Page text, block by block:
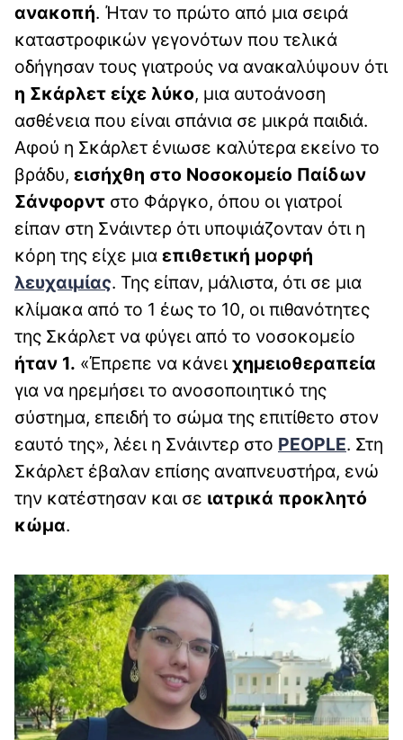
ανακοπή. Ήταν το πρώτο από μια σειρά
καταστροφικών γεγονότων που τελικά
οδήγησαν τους γιατρούς να ανακαλύψουν ότι
η Σκάρλετ είχε λύκο, μια αυτοάνοση
ασθένεια που είναι σπάνια σε μικρά παιδιά.
Αφού η Σκάρλετ ένιωσε καλύτερα εκείνο το
βράδυ, εισήχθη στο Νοσοκομείο Παίδων
Σάνφορντ στο Φάργκο, όπου οι γιατροί
είπαν στη Σνάιντερ ότι υποψιάζονταν ότι η
κόρη της είχε μια επιθετική μορφή
λευχαιμίας. Της είπαν, μάλιστα, ότι σε μια
κλίμακα από το 1 έως το 10, οι πιθανότητες
της Σκάρλετ να φύγει από το νοσοκομείο
ήταν 1. «Έπρεπε να κάνει χημειοθεραπεία
για να ηρεμήσει το ανοσοποιητικό της
σύστημα, επειδή το σώμα της επιτίθετο στον
εαυτό της», λέει η Σνάιντερ στο PEOPLE. Στη
Σκάρλετ έβαλαν επίσης αναπνευστήρα, ενώ
την κατέστησαν και σε ιατρικά προκλητό
κώμα.